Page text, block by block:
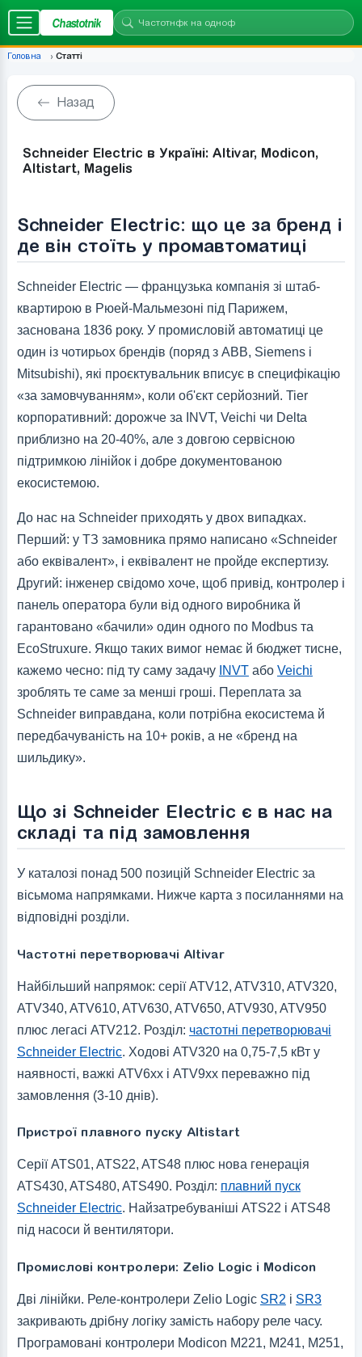
Chastotnik
Головна Статті
Назад
Schneider Electric в Україні: Altivar, Modicon,
Altistart, Magelis
Schneider Electric: що це за бренд і
де він стоїть у промавтоматиці
Schneider Electric — французька компанія зі штаб-
квартирою в Рюей-Мальмезоні під Парижем,
заснована 1836 року. У промисловій автоматиці це
один із чотирьох брендів (поряд з ABB, Siemens і
Mitsubishi), які проєктувальник вписує в специфікацію
«за замовчуванням», коли об'єкт серйозний. Tier
корпоративний: дорожче за INVT, Veichi чи Delta
приблизно на 20-40%, але з довгою сервісною
підтримкою лінійок і добре документованою
екосистемою.
До нас на Schneider приходять у двох випадках.
Перший: у ТЗ замовника прямо написано «Schneider
або еквівалент», і еквівалент не пройде експертизу.
Другий: інженер свідомо хоче, щоб привід, контролер і
панель оператора були від одного виробника й
гарантовано «бачили» один одного по Modbus та
EcoStruxure. Якщо таких вимог немає й бюджет тисне,
кажемо чесно: під ту саму задачу INVTабо Veichi
зроблять те саме за менші гроші. Переплата за
Schneider виправдана, коли потрібна екосистема й
передбачуваність на 10+ років, а не «бренд на
шильдику».
Що зі Schneider Electric є в нас на
складі та під замовлення
У каталозі понад 500 позицій Schneider Electric за
вісьмома напрямками. Нижче карта з посиланнями на
відповідні розділи.
Частотні перетворювачі Altivar
Найбільший напрямок: серії ATV12, ATV310, ATV320,
ATV340, ATV610, ATV630, ATV650, ATV930, ATV950
плюс легасі ATV212. Розділ: частотні перетворювачі
Schneider Electric. Ходові ATV320 на 0,75-7,5 кВт у
наявності, важкі ATV6xx і ATV9xx переважно під
замовлення (3-10 днів).
Пристрої плавного пуску Altistart
Серії ATS01, ATS22, ATS48 плюс нова генерація
ATS430, ATS480, ATS490. Розділ: плавний пуск
Schneider Electric. Найзатребуваніші ATS22 і ATS48
під насоси й вентилятори.
Промислові контролери: Zelio Logic і Modicon
Дві лінійки. Реле-контролери Zelio Logic SR2 і SR3
закривають дрібну логіку замість набору реле часу.
Програмовані контролери Modicon M221, M241, M251,